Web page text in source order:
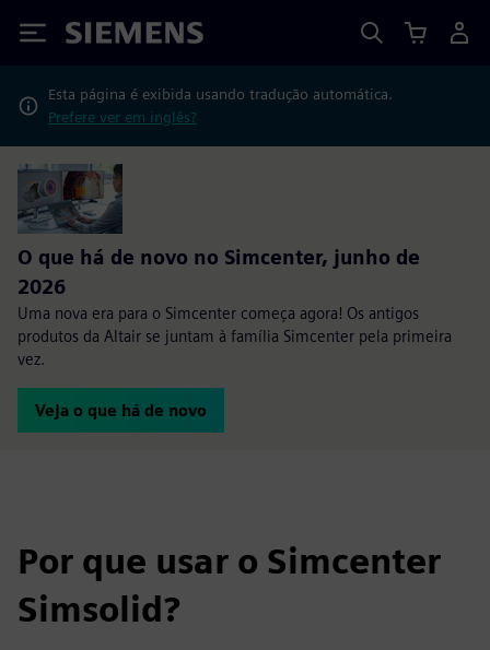
Siemens
Esta página é exibida usando tradução automática.
Prefere ver em inglês?
O que há de novo no Simcenter, junho de
2026
Uma nova era para o Simcenter começa agora! Os antigos
produtos da Altair se juntam à família Simcenter pela primeira
vez.
Veja o que há de novo
Por que usar o Simcenter
Simsolid?